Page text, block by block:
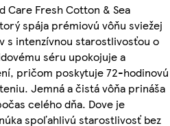
Care Fresh Cotton & Sea
spája prémiovú vôňu sviežej
s intenzívnou starostlivosťou o
séru upokojuje a
pričom poskytuje 72-hodinovú
Jemná a čistá vôňa prináša
celého dňa. Dove je
spoľahlivú starostlivosť bez